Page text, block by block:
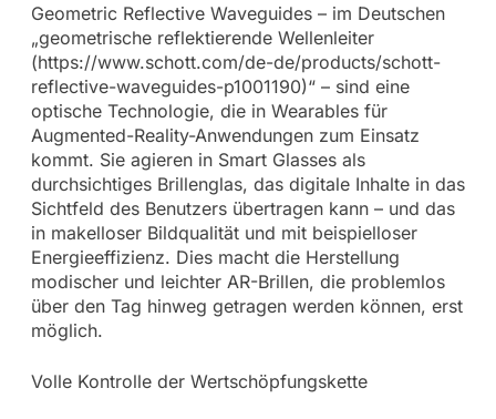
Geometric Reflective Waveguides – im Deutschen
„geometrische reflektierende Wellenleiter
(https://www.schott.com/de-de/products/schott-
reflective-waveguides-p1001190)“ – sind eine
optische Technologie, die in Wearables für
Augmented-Reality-Anwendungen zum Einsatz
kommt. Sie agieren in Smart Glasses als
durchsichtiges Brillenglas, das digitale Inhalte in das
Sichtfeld des Benutzers übertragen kann – und das
in makelloser Bildqualität und mit beispielloser
Energieeffizienz. Dies macht die Herstellung
modischer und leichter AR-Brillen, die problemlos
über den Tag hinweg getragen werden können, erst
möglich.
Volle Kontrolle der Wertschöpfungskette